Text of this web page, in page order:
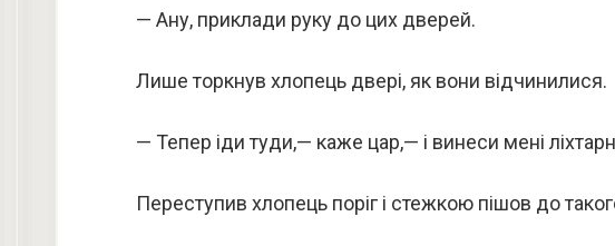
— Ану, приклади руку до цих дверей.
Лише торкнув хлопець двері, як вони відчинилися.
— Тепер іди туди,— каже цар,— і винеси мені
Переступив хлопець поріг і стежкою пішов до